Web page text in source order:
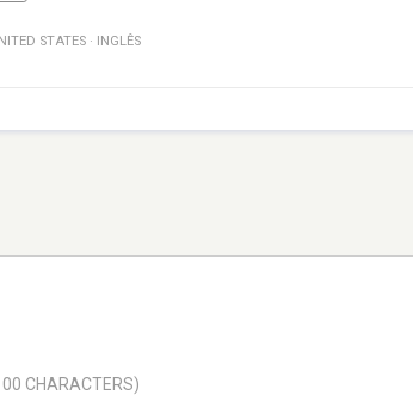
STATES · INGLÊS